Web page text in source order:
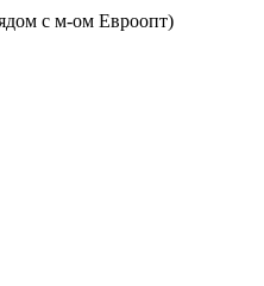
с м-ом Евроопт)